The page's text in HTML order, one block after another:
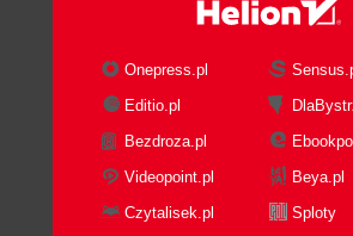
Onepress.pl
Editio.pl
Bezdroza.pl
Videopoint.pl
Beya.pl
Czytalisek.pl
Sploty